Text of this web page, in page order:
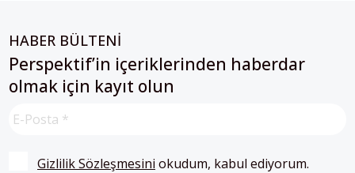
HABER BÜLTENİ
Perspektif’in içeriklerinden haberdar
olmak için kayıt olun
Gizlilik Sözleşmesini okudum, kabul ediyorum.